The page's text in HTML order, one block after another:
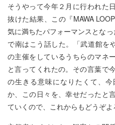
そうやって今年２月に行われた
抜けた結果、この『MAWA
気に満ちたパフォーマンスとな
で南はこう話した。「武道館を
の主催をしているうちらのマネ
と言ってくれたの。その言葉で
の生きる意味になりたくて、
か、この日々を、幸せだったと
ていくので、これからもどうぞよ